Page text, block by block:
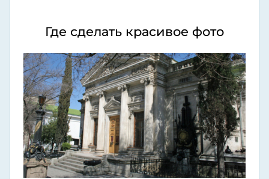
Где сделать красивое фото